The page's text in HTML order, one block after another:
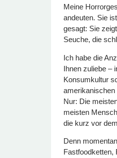
Meine
andeuten. Sie
gesagt: Sie
Seuche, die
Ich habe die
Ihnen zuliebe –
Konsumkultur
Nur: Die
meisten
die kurz vor
Denn
Fastfoodketten,